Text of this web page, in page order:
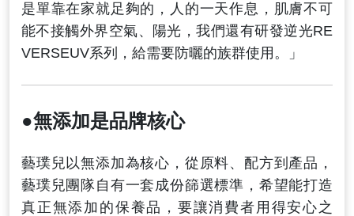
是單靠在家就足夠的，人的一天作息，肌膚不可
能不接觸外界空氣、陽光，我們還有研發逆光RE
VERSEUV系列，給需要防曬的族群使用。」
●無添加是品牌核心
藝璞兒以無添加為核心，從原料、配方到產品，
藝璞兒團隊自有一套成份篩選標準，希望能打造
真正無添加的保養品，要讓消費者用得安心之